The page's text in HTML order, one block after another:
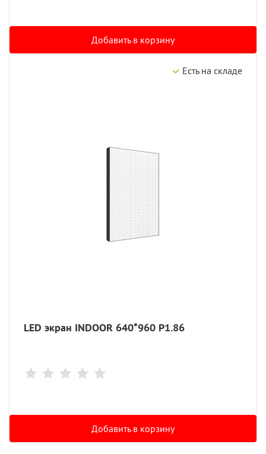
Добавить в корзину
Есть на складе
LED экран INDOOR 640*960 P1.86
Добавить в корзину